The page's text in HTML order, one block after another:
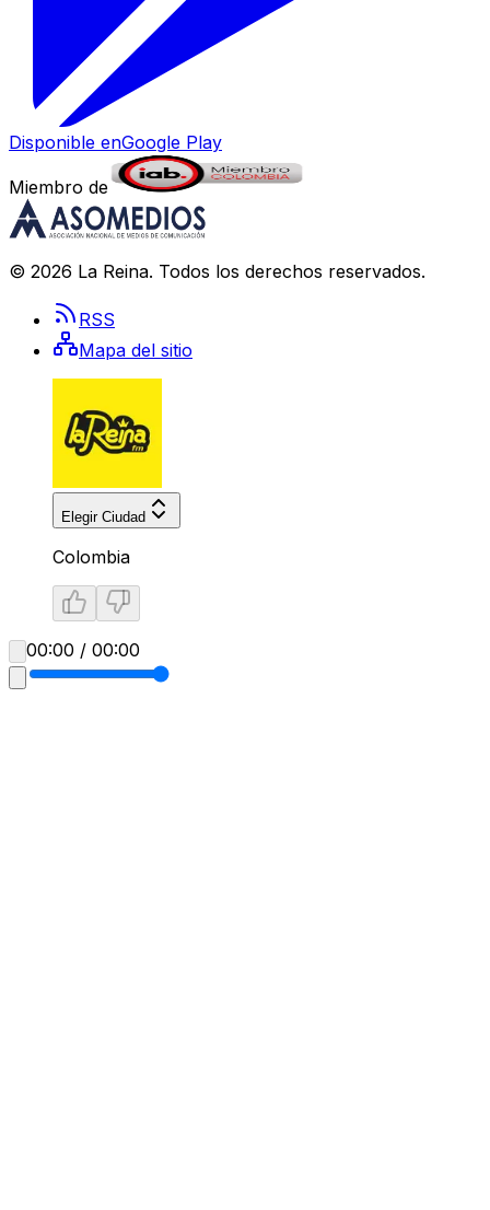
Disponible enGoogle Play
Miembro de
© 2026 La Reina. Todos los derechos reservados.
RSS
Mapa del sitio
Elegir Ciudad
Colombia
00:00 / 00:00